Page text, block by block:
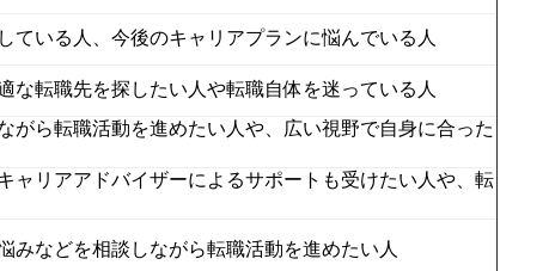
ている人、今後のキャリアプランに悩んでいる人
な転職先を探したい人や転職自体を迷っている人
がら転職活動を進めたい人や、広い視野で自身に合った
ャリアアドバイザーによるサポートも受けたい人や、転
みなどを相談しながら転職活動を進めたい人